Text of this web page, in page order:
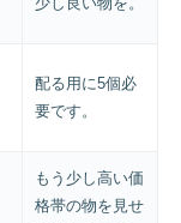
配る用に5個必
要です。
もう少し高い価
格帯の物を見せ